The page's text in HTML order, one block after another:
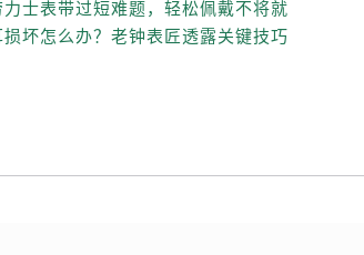
士表带过短难题，轻松佩戴不将就
坏怎么办？老钟表匠透露关键技巧